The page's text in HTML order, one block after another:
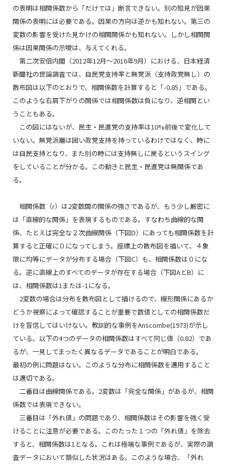
の表明は相関係数から「だけでは」断言できない。別の知見が因果
関係の表明には必要である。因果の方向は逆かも知れない。第三の
変数の影響を受けた見かけの相関関係かも知れない。しかし相関関
係は因果関係の示唆は、与えてくれる。
第二次安倍内閣（2012年12月～2016年9月）における、日本経済
新聞社の世論調査では、自民党支持率と無党派（支持政党無し）の
散布図は以下のとおりで、相関係数を計算すると「-0.85」である。
このような右肩下がりの関係では相関係数は負になり、逆相関とい
うこともある。
この図にはないが、民主・民進党の支持率は10%前後で変化して
いない。無党派層は固い政党支持を持っているわけではなく、時に
は自民支持となり、また別の時には支持無しに戻るというスイング
をしていることが分かる。この動きと民主・民進党は無関係であ
る。
相関係数（r）は2変数間の関係の強さであるが、もう少し厳密に
は「直線的な関係」を表現するものである。すなわち曲線的な関
係、たとえば完全な２次曲線関係（下図D）にあっても相関係数を計
算すると正確に０になってしまう。座標上の散布図を描いて、４象
限に均等にデータが分布する場合（下図C）も、相関係数は０にな
る。逆に直線上のすべてのデータが存在する場合（下図AとB）に
は、相関係数は1または-1になる。
2変数の場合は分布を散布図として描けるので、線形関係にあるか
どうか視察によって確認することが重要で数値としての相関係数だ
けを盲信してはいけない。教訓的な事例をAnscombe(1973)が示し
ている。以下の4つのデータの相関係数はすべて同じ値（0.82）であ
るが、一見してまったく異なるデータであることが明白である。
最初の例に問題はない。このような分布に相関係数を適用すること
は適切である。
二番目は曲線関係である。2変数は「完全な関係」があるが、相関
係数では表現できない。
三番目は「外れ値」の問題であり、相関係数はその影響を強く受
けることに注意が必要である。このたった１つの「外れ値」を除去
すると、相関係数は1となる。これは極端な事例であるが、実際の調
査データにおいて類似した状況はある。このような場合、「外れ